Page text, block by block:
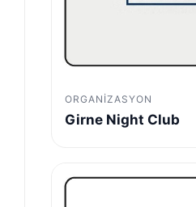
ORGANIZASYON
Girne Night Club